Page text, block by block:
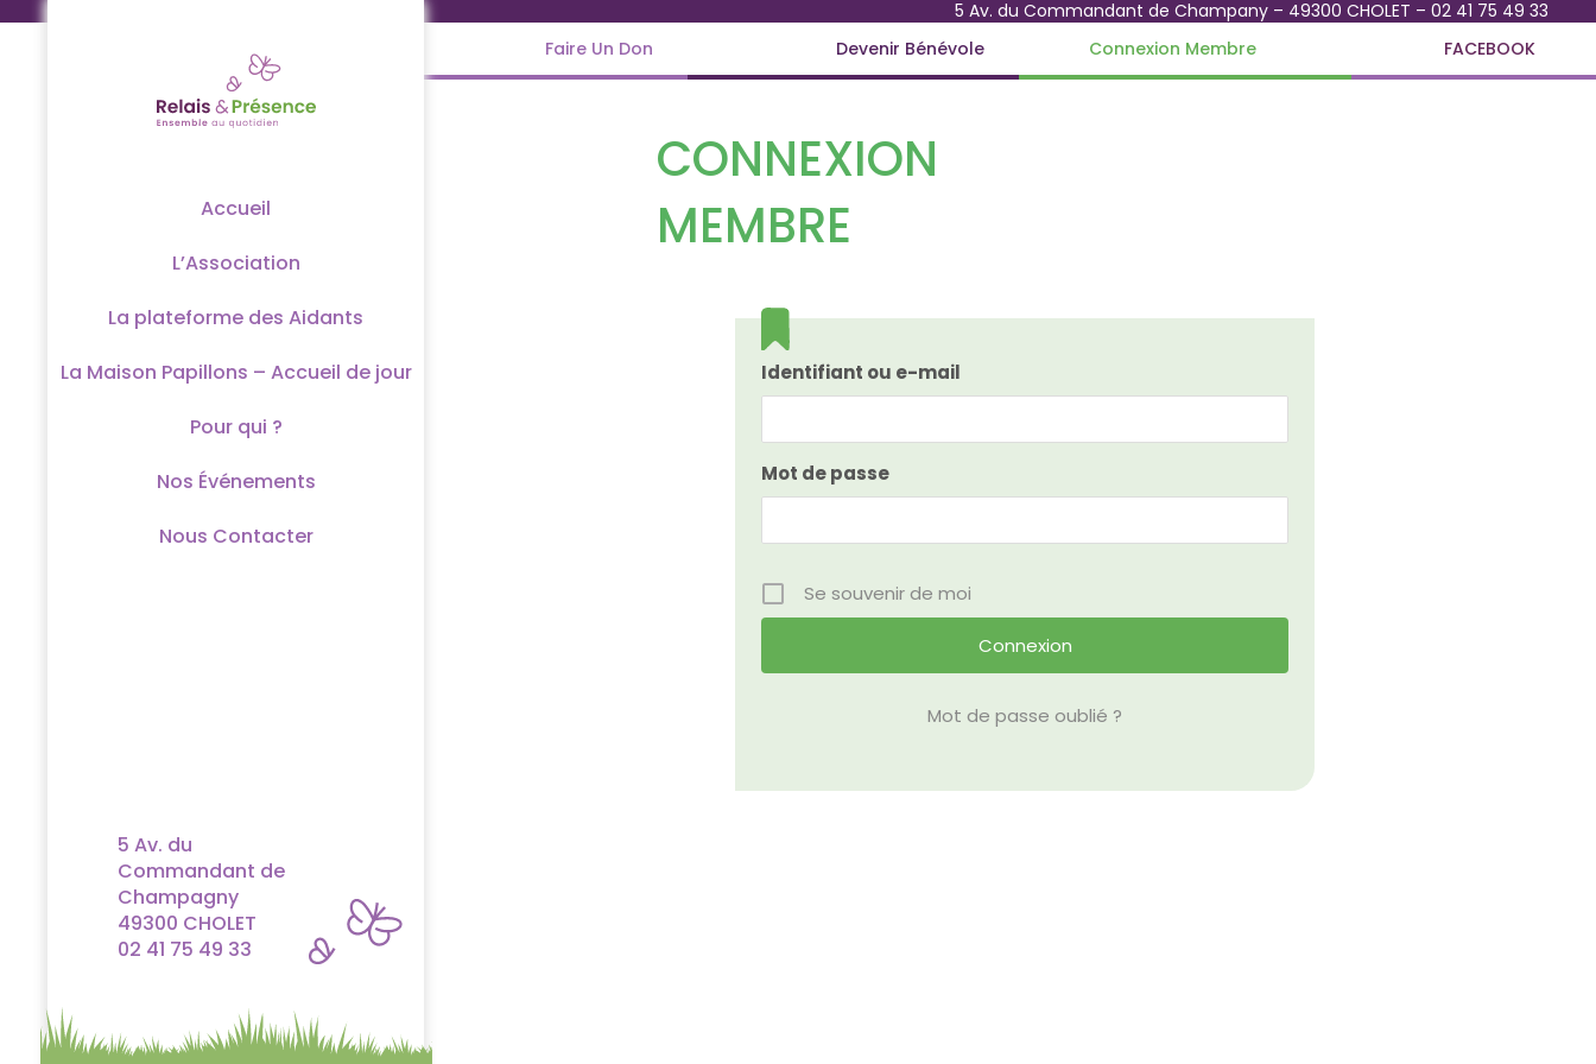
Passer
Accueil
L’Association
La plateforme des Aidants
La Maison Papillons – Accueil de jour
Pour qui ?
Nos Événements
Nous Contacter
5 Av. du
Commandant de
Champagny
49300 CHOLET
02 41 75 49 33
5 Av. du Commandant de Champany – 49300 CHOLET – 02 41 75 49 33
Faire Un Don
Devenir Bénévole Connexion Membre FACEBOOK
CONNEXION
MEMBRE
Identifiant ou e-mail
Mot de passe
Se souvenir de moi
Mot de passe oublié ?